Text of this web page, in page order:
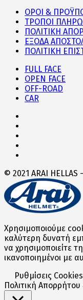
ΟΡΟΙ &
ΤΡΟΠΟΙ
ΠΟΛΙΤΙΚΗ
ΕΞΟΔΑ
ΠΟΛΙΤΙΚΗ
FULL FACE
OPEN FACE
OFF-ROAD
CAR
© 2021 ARAI
Χρησιμοποιούμε
καλύτερη δυνατή
να χρησιμοποιείτε
ικανοποιημένοι με
Ρυθμίσεις Cookies
Πολιτική